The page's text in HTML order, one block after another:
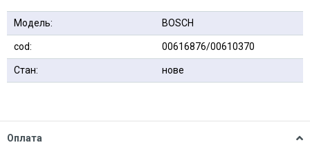
Модель: BOSCH
сod: 00616876/00610370
Стан: нове
Оплата